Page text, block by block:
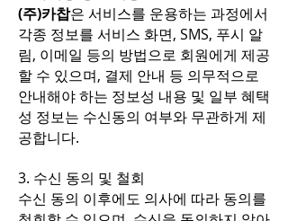
(주)카찹은 서비스를 운용하는 과정에서
각종 정보를 서비스 화면, SMS, 푸시 알
림, 이메일 등의 방법으로 회원에게 제공
할 수 있으며, 결제 안내 등 의무적으로
안내해야 하는 정보성 내용 및 일부 혜택
성 정보는 수신동의 여부와 무관하게 제
공합니다.
3. 수신 동의 및 철회
수신 동의 이후에도 의사에 따라 동의를